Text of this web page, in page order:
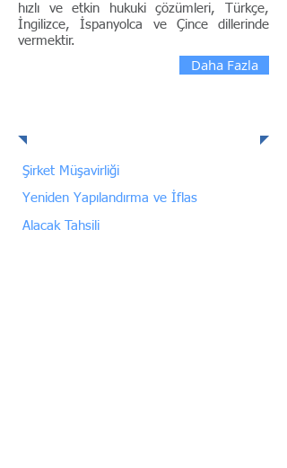
hızlı ve etkin hukuki çözümleri, Türkçe,
İngilizce, İspanyolca ve Çince dillerinde
vermektir.
Daha Fazla
Şirket Müşavirliği
Yeniden Yapılandırma ve İflas
Alacak Tahsili